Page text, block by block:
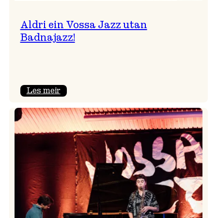
Aldri ein Vossa Jazz utan
Badnajazz!
Les meir:
ein
Vossa
Jazz
utan
Badnajazz!